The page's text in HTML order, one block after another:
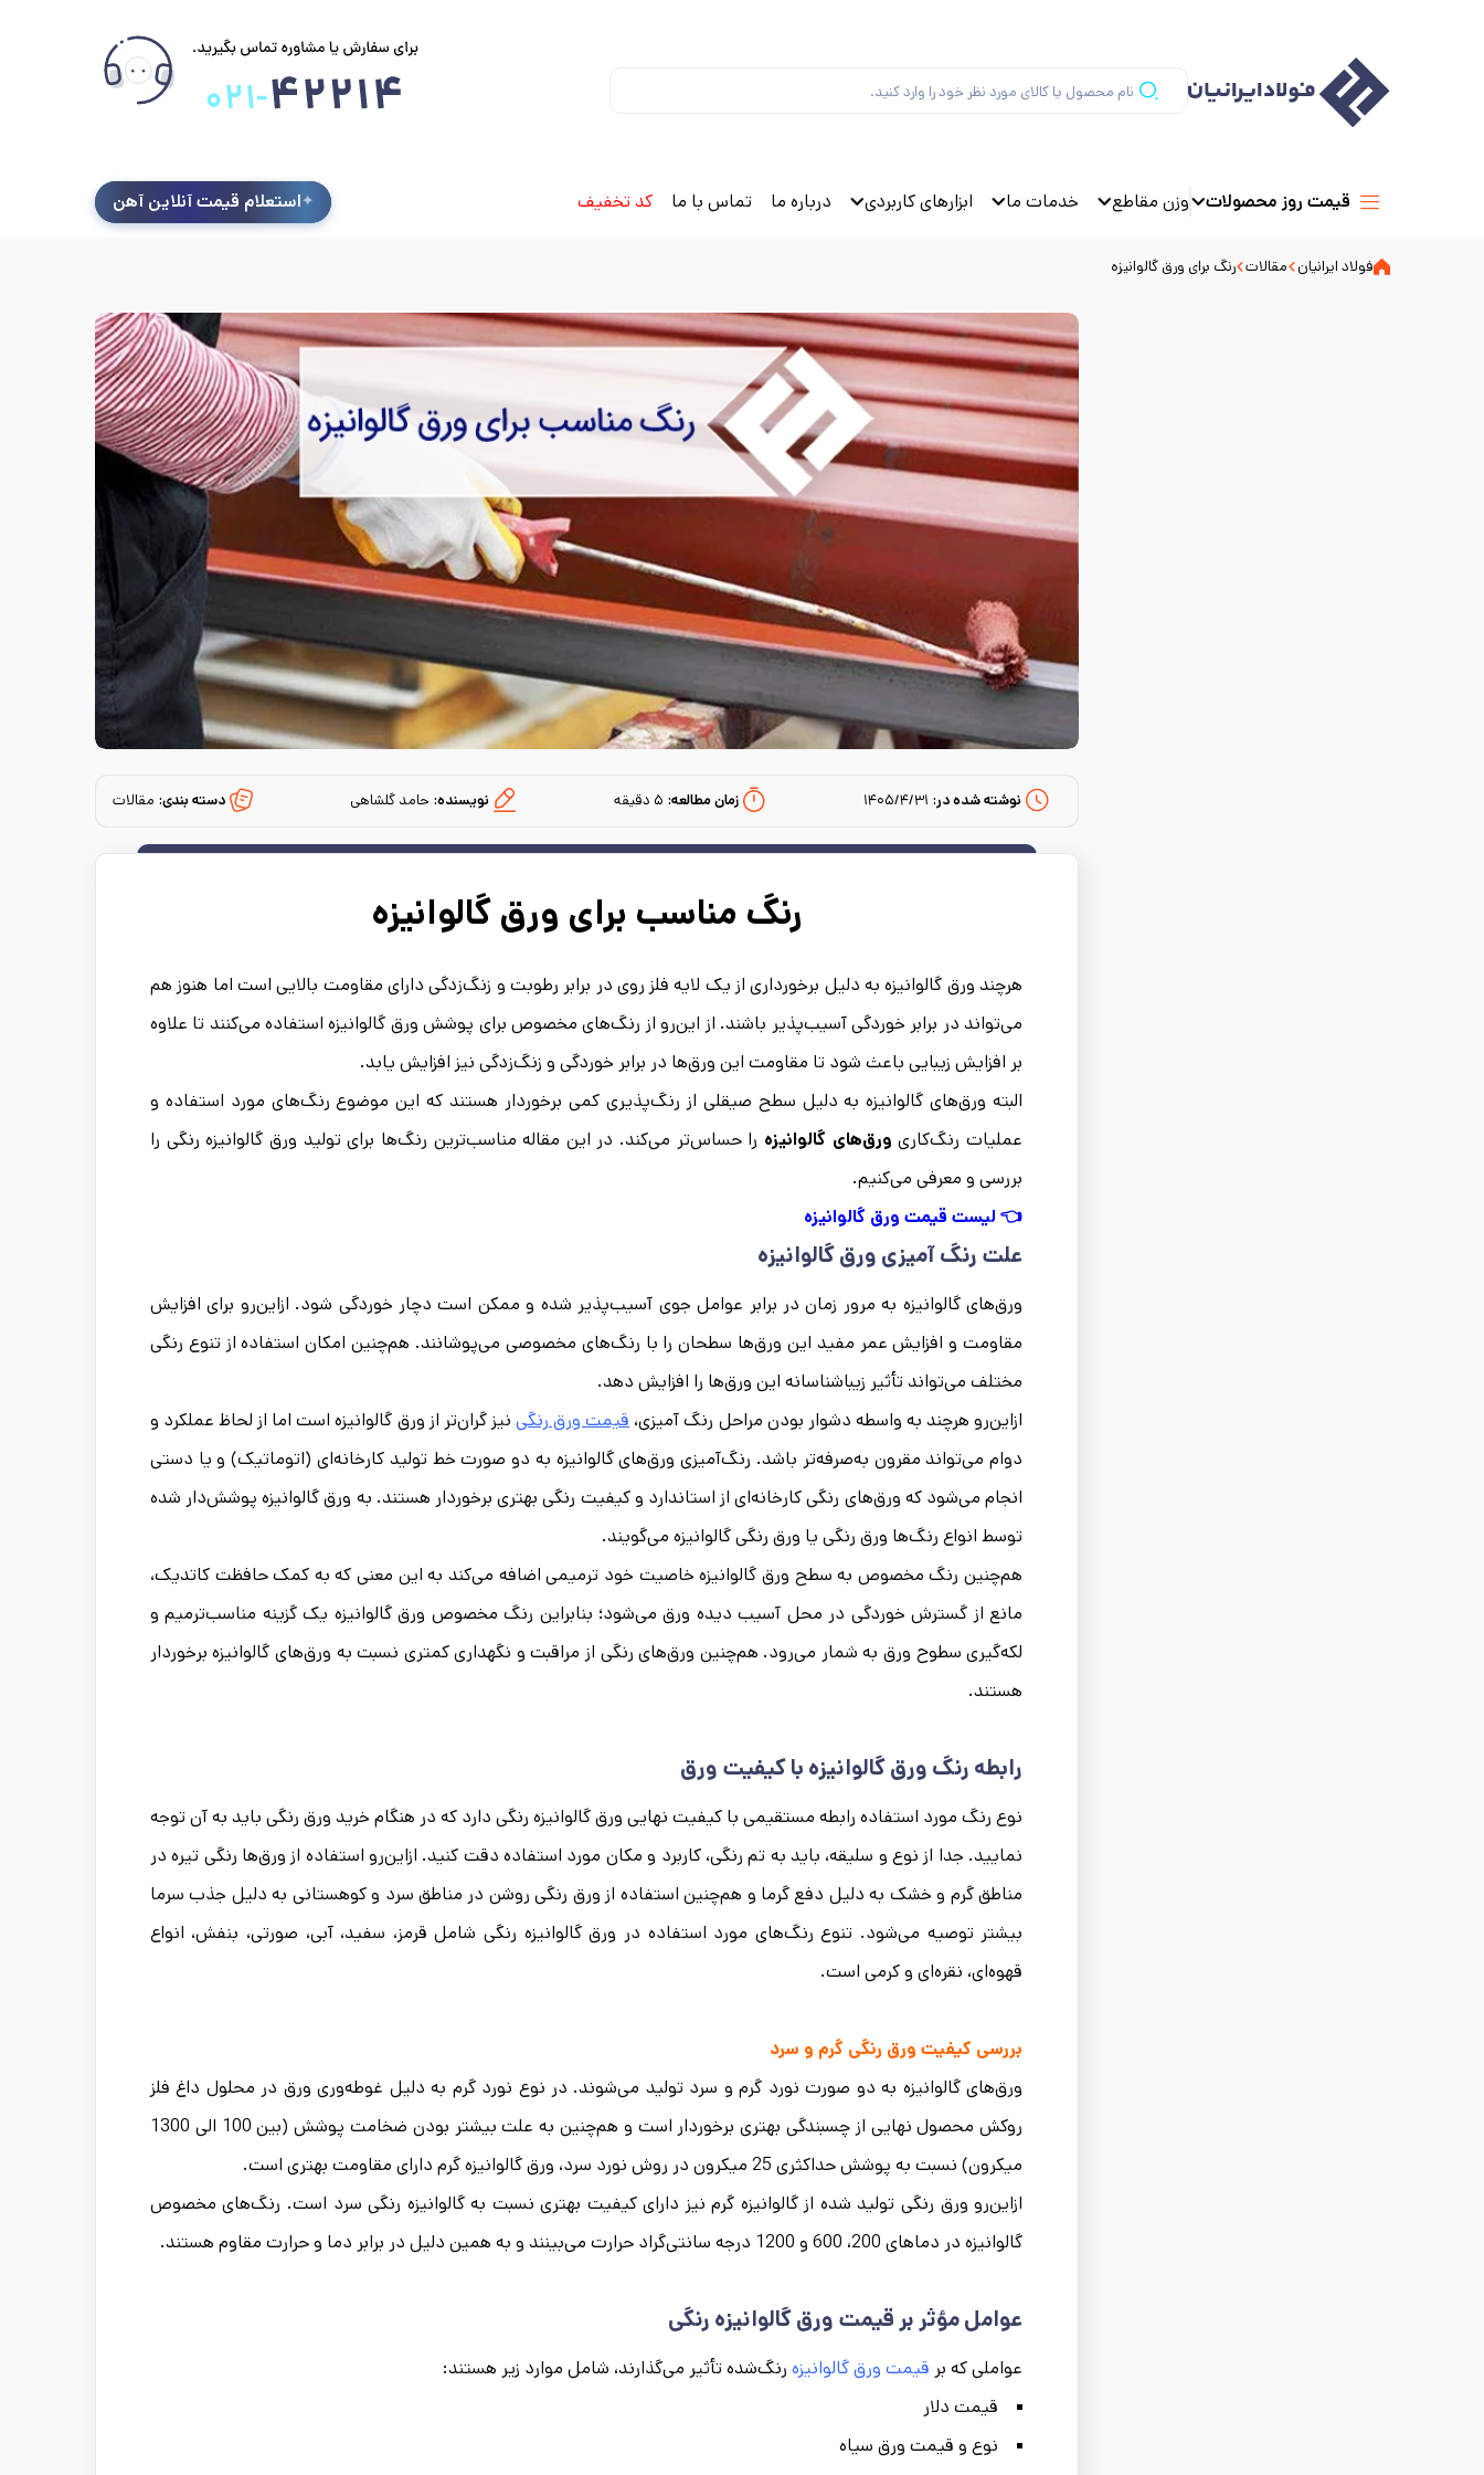
قیمت روز محصولات وزن مقاطع خدمات ما ابزارهای کاربردی درباره ما تماس با ما کد تخفیف استعلام قیمت آنلاین آهن
فولاد ایرانیان مقالات رنگ برای ورق گالوانیزه
نوشته شده در: ۱۴۰۵/۴/۳۱ زمان مطالعه:‌ ۵ دقیقه نویسنده: حامد گلشاهی دسته بندی: مقالات
رنگ مناسب برای ورق گالوانیزه
هرچند ورق گالوانیزه به دلیل برخورداری از یک لایه فلز روی در برابر رطوبت و زنگ‌زدگی دارای مقاومت بالایی است اما هنوز هم
می‌تواند در برابر خوردگی آسیب‌پذیر باشند. از این‌رو از رنگ‌های مخصوص برای پوشش ورق گالوانیزه استفاده می‌کنند تا علاوه
بر افزایش زیبایی باعث شود تا مقاومت این ورق‌ها در برابر خوردگی و زنگ‌زدگی نیز افزایش یابد.
البته ورق‌های گالوانیزه به دلیل سطح صیقلی از رنگ‌پذیری کمی برخوردار هستند که این موضوع رنگ‌های مورد استفاده و
عملیات رنگ‌کاری ورق‌های گالوانیزه را حساس‌تر می‌کند. در این مقاله مناسب‌ترین رنگ‌ها برای تولید ورق گالوانیزه رنگی را
بررسی و معرفی می‌کنیم.
👈 لیست قیمت ورق گالوانیزه
علت رنگ آمیزی ورق گالوانیزه
ورق‌های گالوانیزه به مرور زمان در برابر عوامل جوی آسیب‌پذیر شده و ممکن است دچار خوردگی شود. ازاین‌رو برای افزایش
مقاومت و افزایش عمر مفید این ورق‌ها سطحان را با رنگ‌های مخصوصی می‌پوشانند. هم‌چنین امکان استفاده از تنوع رنگی
مختلف می‌تواند تأثیر زیباشناسانه این ورق‌ها را افزایش دهد.
ازاین‌رو هرچند به واسطه دشوار بودن مراحل رنگ آمیزی،قیمت ورق رنگی نیز گران‌تر از ورق گالوانیزه است اما از لحاظ عملکرد و
دوام می‌تواند مقرون به‌صرفه‌تر باشد. رنگ‌آمیزی ورق‌های گالوانیزه به دو صورت خط تولید کارخانه‌ای (اتوماتیک) و یا دستی
انجام می‌شود که ورق‌های رنگی کارخانه‌ای از استاندارد و کیفیت رنگی بهتری برخوردار هستند. به ورق گالوانیزه پوشش‌دار شده
توسط انواع رنگ‌ها ورق رنگی یا ورق رنگی گالوانیزه می‌گویند.
هم‌چنین رنگ مخصوص به سطح ورق گالوانیزه خاصیت خود ترمیمی اضافه می‌کند به این معنی که به کمک حافظت کاتدیک،
مانع از گسترش خوردگی در محل آسیب دیده ورق می‌شود؛ بنابراین رنگ مخصوص ورق گالوانیزه یک گزینه مناسب‌ترمیم و
لکه‌گیری سطوح ورق به شمار می‌رود. هم‌چنین ورق‌های رنگی از مراقبت و نگهداری کمتری نسبت به ورق‌های گالوانیزه برخوردار
هستند.
رابطه رنگ ورق گالوانیزه با کیفیت ورق
نوع رنگ مورد استفاده رابطه مستقیمی با کیفیت نهایی ورق گالوانیزه رنگی دارد که در هنگام خرید ورق رنگی باید به آن توجه
نمایید. جدا از نوع و سلیقه، باید به تم رنگی، کاربرد و مکان مورد استفاده دقت کنید. ازاین‌رو استفاده از ورق‌ها رنگی تیره در
مناطق گرم و خشک به دلیل دفع گرما و هم‌چنین استفاده از ورق رنگی روشن در مناطق سرد و کوهستانی به دلیل جذب سرما
بیشتر توصیه می‌شود. تنوع رنگ‌های مورد استفاده در ورق گالوانیزه رنگی شامل قرمز، سفید، آبی، صورتی، بنفش، انواع
قهوه‌ای، نقره‌ای و کرمی است.
بررسی کیفیت ورق رنگی گرم و سرد
ورق‌های گالوانیزه به دو صورت نورد گرم و سرد تولید می‌شوند. در نوع نورد گرم به دلیل غوطه‌وری ورق در محلول داغ فلز
روکش محصول نهایی از چسبندگی بهتری برخوردار است و هم‌چنین به علت بیشتر بودن ضخامت پوشش (بین 100 الی 1300
میکرون) نسبت به پوشش حداکثری 25 میکرون در روش نورد سرد، ورق گالوانیزه گرم دارای مقاومت بهتری است.
ازاین‌رو ورق رنگی تولید شده از گالوانیزه گرم نیز دارای کیفیت بهتری نسبت به گالوانیزه رنگی سرد است. رنگ‌های مخصوص
گالوانیزه در دماهای 200، 600 و 1200 درجه سانتی‌گراد حرارت می‌بینند و به همین دلیل در برابر دما و حرارت مقاوم هستند.
عوامل مؤثر بر قیمت ورق گالوانیزه رنگی
عواملی که بر قیمت ورق گالوانیزهرنگ‌شده تأثیر می‌گذارند، شامل موارد زیر هستند:
قیمت دلار
نوع و قیمت ورق سیاه